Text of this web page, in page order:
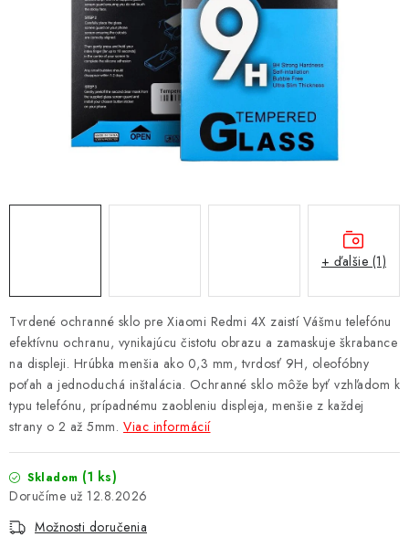
SLÚCHADLÁ, REPRODUKTORY A MIKROFÓNY
AUTO MOTO
EXKLUZÍVNE ZNAČKY
PRÍSLUŠENSTVO K NOTEBOOKOM A PC
BATÉRIE VARTA
MULTIMÉDIÁ
KAMERY
OSTATNÉ PRÍSLUŠENSTVO
Tvrdené ochranné sklo pre Xiaomi Redmi 4X zaistí Vášmu telefónu
efektívnu ochranu, vynikajúcu čistotu obrazu a zamaskuje škrabance
na displeji. Hrúbka menšia ako 0,3 mm, tvrdosť 9H, oleofóbny
poťah a jednoduchá inštalácia. Ochranné sklo môže byť vzhľadom k
typu telefónu, prípadnému zaobleniu displeja, menšie z každej
strany o 2 až 5mm. Viac informácií
Skladom (1 ks)
12.8.2026
Možnosti doručenia
+ ďalšie (1)